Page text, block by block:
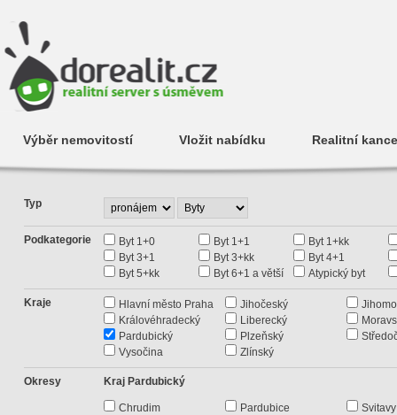
Výběr nemovitostí Vložit nabídku Realitní
Typ
Podkategorie Byt 1+0 Byt 1+1
Byt 1+kk
Byt 3+1
Byt 3+kk
Byt 4+1
Byt 5+kk
Byt 6+1 a větší Atypický byt
Kraje Hlavní město Praha Jihočeský
Královéhradecký
Liberecký
Pardubický
Plzeňský
Vysočina
Zlínský
Okresy Kraj Pardubický
Chrudim Pardubice Svitavy